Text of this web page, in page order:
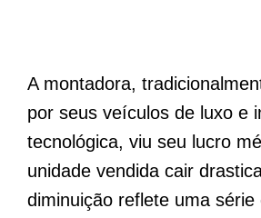
A montadora,
por seus veículos de luxo e
tecnológica, viu seu lucro
unidade vendida cair
diminuição reflete uma série